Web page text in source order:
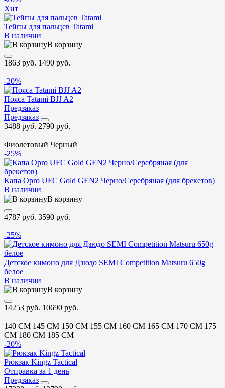
Хит
Тейпы для пальцев Tatami
В наличии
В корзину
1863 руб. 1490 руб.
-20%
Пояса Tatami BJJ A2
Предзаказ
Предзаказ
3488 руб. 2790 руб.
Фиолетовый Черный
-25%
Капа Opro UFC Gold GEN2 Черно/Серебряная (для брекетов)
В наличии
В корзину
4787 руб. 3590 руб.
-25%
Детское кимоно для Дзюдо SEMI Competition Matsuru 650g
белое
В наличии
В корзину
14253 руб. 10690 руб.
140 CM 145 CM 150 CM 155 CM 160 CM 165 CM 170 CM 175
CM 180 CM 185 CM
-20%
Рюкзак Kingz Tactical
Отправка за 1 день
Предзаказ